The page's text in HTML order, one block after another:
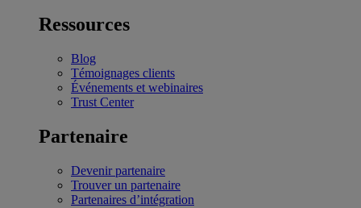
Ressources
Blog
Témoignages clients
Événements et webinaires
Trust Center
Partenaire
Devenir partenaire
Trouver un partenaire
Partenaires d’intégration